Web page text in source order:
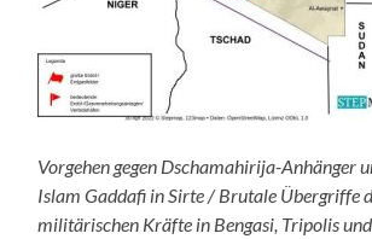
Vorgehen gegen Dschamahirija-Anhänger
Islam Gaddafi in Sirte / Brutale Übergriffe
militärischen Kräfte in Bengasi, Tripolis